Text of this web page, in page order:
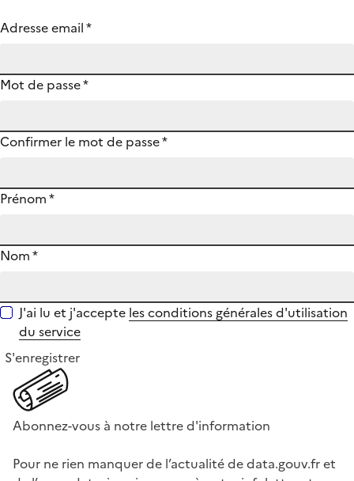
Adresse email*
Mot de passe*
Confirmer le mot de passe*
Prénom*
Nom*
J'ai lu et j'accepte les conditions générales d'utilisation
du service
S'enregistrer
Abonnez-vous à notre lettre d'information
Pour ne rien manquer de l’actualité de data.gouv.fr et